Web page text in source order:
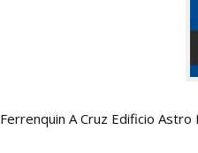
Ferrenquin A Cruz Edificio